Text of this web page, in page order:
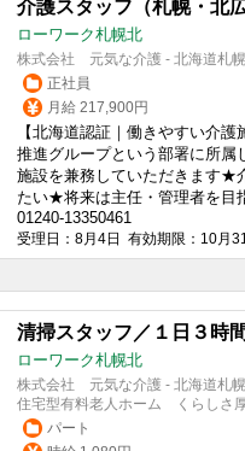
介護スタッフ（札幌・北
ローワーク札幌北
株式会社 元気な介護 - 北海道札
正社員
月給 217,900円
【北海道認証｜働きやすい介護
推進グループという部署に所属
施設を兼務していただきます★
たい★将来は主任・管理者を
01240-13350461
受理日：8月4日 有効期限：10月
清掃スタッフ／１日３時
ローワーク札幌北
株式会社 元気な介護 - 北海道札
住宅型有料老人ホーム くらしさ
パート